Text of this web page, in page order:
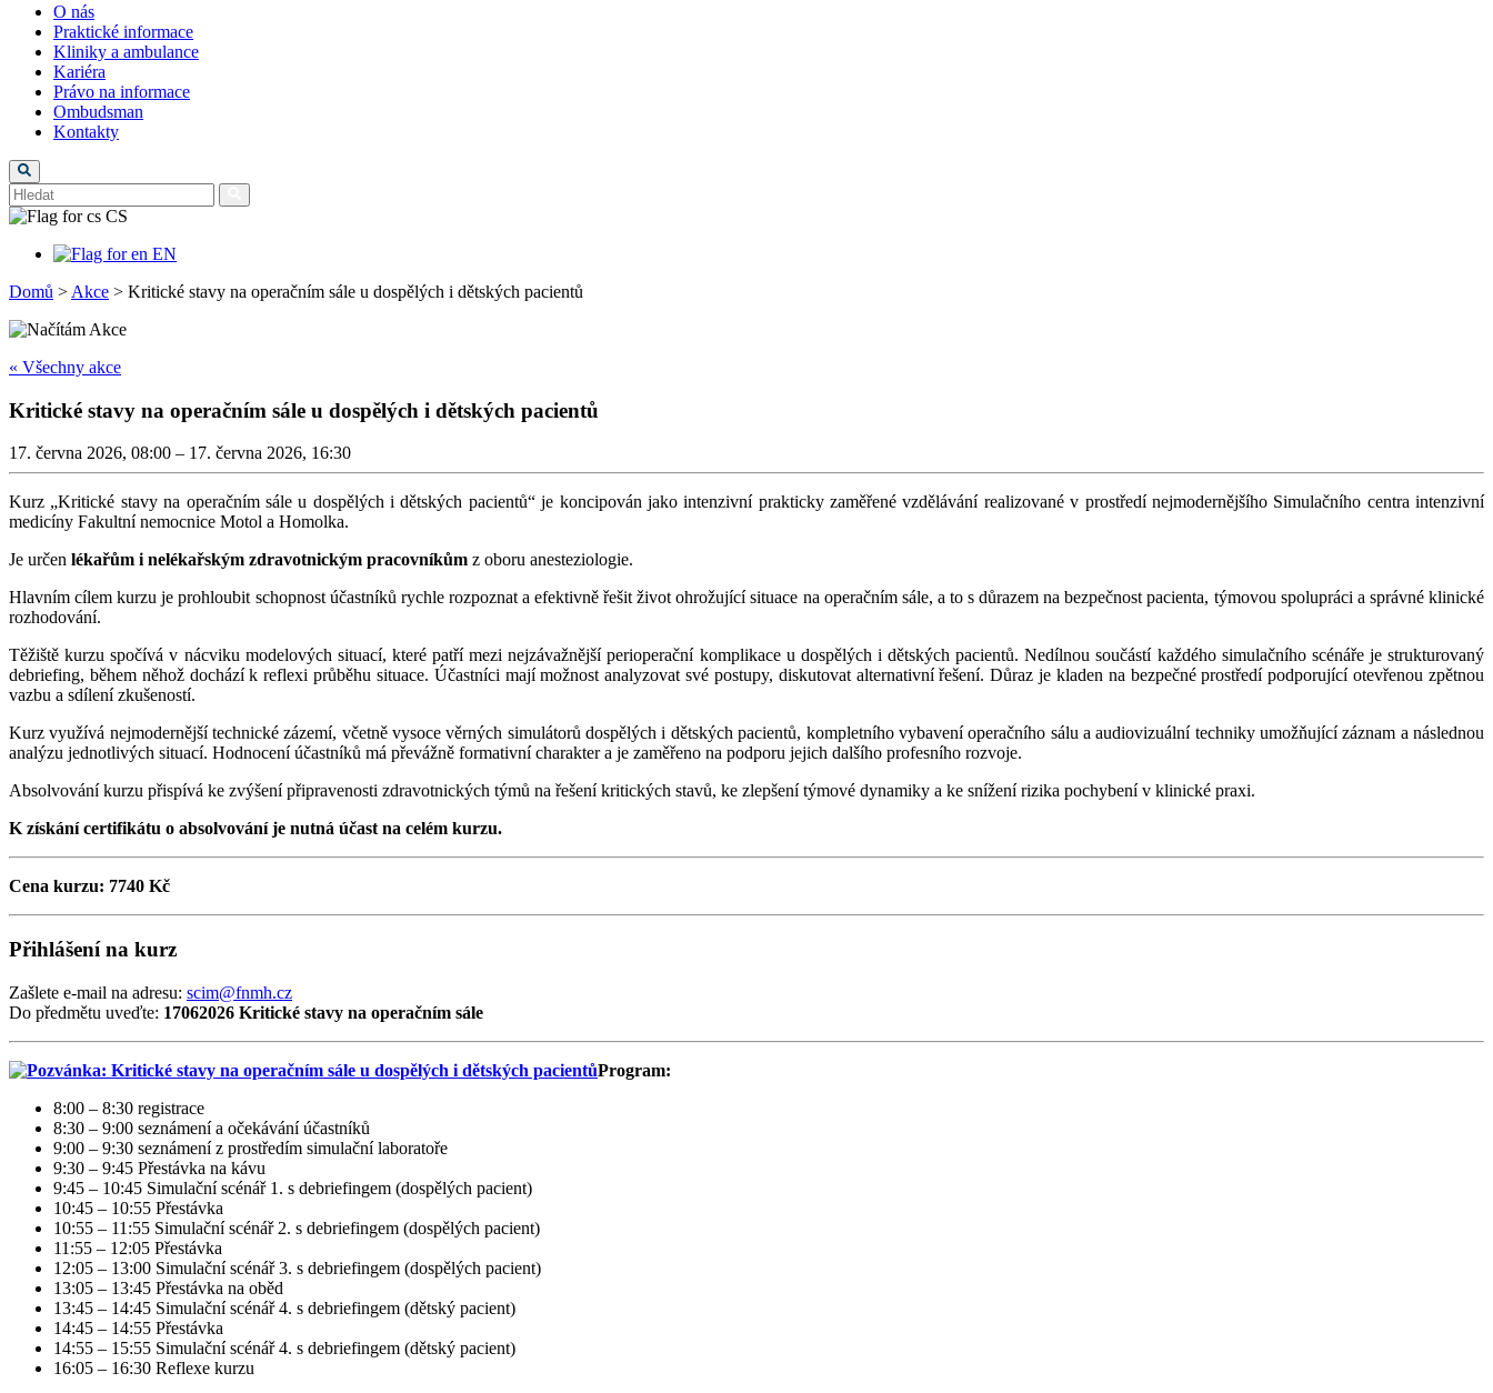
O nás
Praktické informace
Kliniky a ambulance
Kariéra
Právo na informace
Ombudsman
Kontakty
CS
EN
Domů > Akce > Kritické stavy na operačním sále u dospělých i dětských pacientů
« Všechny akce
Kritické stavy na operačním sále u dospělých i dětských pacientů
17. června 2026, 08:00 – 17. června 2026, 16:30
Kurz „Kritické stavy na operačním sále u dospělých i dětských pacientů“ je koncipován jako intenzivní prakticky zaměřené vzdělávání realizované v prostředí nejmodernějšího Simulačního centra intenzivní
medicíny Fakultní nemocnice Motol a Homolka.
Je určen lékařům i nelékařským zdravotnickým pracovníkům z oboru anesteziologie.
Hlavním cílem kurzu je prohloubit schopnost účastníků rychle rozpoznat a efektivně řešit život ohrožující situace na operačním sále, a to s důrazem na bezpečnost pacienta, týmovou spolupráci a správné klinické
rozhodování.
Těžiště kurzu spočívá v nácviku modelových situací, které patří mezi nejzávažnější perioperační komplikace u dospělých i dětských pacientů. Nedílnou součástí každého simulačního scénáře je strukturovaný
debriefing, během něhož dochází k reflexi průběhu situace. Účastníci mají možnost analyzovat své postupy, diskutovat alternativní řešení. Důraz je kladen na bezpečné prostředí podporující otevřenou zpětnou
vazbu a sdílení zkušeností.
Kurz využívá nejmodernější technické zázemí, včetně vysoce věrných simulátorů dospělých i dětských pacientů, kompletního vybavení operačního sálu a audiovizuální techniky umožňující záznam a následnou
analýzu jednotlivých situací. Hodnocení účastníků má převážně formativní charakter a je zaměřeno na podporu jejich dalšího profesního rozvoje.
Absolvování kurzu přispívá ke zvýšení připravenosti zdravotnických týmů na řešení kritických stavů, ke zlepšení týmové dynamiky a ke snížení rizika pochybení v klinické praxi.
K získání certifikátu o absolvování je nutná účast na celém kurzu.
Cena kurzu: 7740 Kč
Přihlášení na kurz
Zašlete e-mail na adresu: scim@fnmh.cz
Do předmětu uveďte: 17062026 Kritické stavy na operačním sále
Program:
8:00 – 8:30 registrace
8:30 – 9:00 seznámení a očekávání účastníků
9:00 – 9:30 seznámení z prostředím simulační laboratoře
9:30 – 9:45 Přestávka na kávu
9:45 – 10:45 Simulační scénář 1. s debriefingem (dospělých pacient)
10:45 – 10:55 Přestávka
10:55 – 11:55 Simulační scénář 2. s debriefingem (dospělých pacient)
11:55 – 12:05 Přestávka
12:05 – 13:00 Simulační scénář 3. s debriefingem (dospělých pacient)
13:05 – 13:45 Přestávka na oběd
13:45 – 14:45 Simulační scénář 4. s debriefingem (dětský pacient)
14:45 – 14:55 Přestávka
14:55 – 15:55 Simulační scénář 4. s debriefingem (dětský pacient)
16:05 – 16:30 Reflexe kurzu